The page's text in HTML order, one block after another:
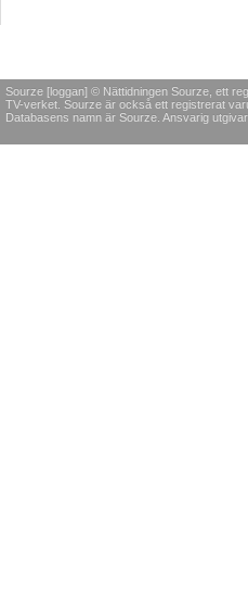
Sourze [loggan] © Nättidningen Sourze, ett
TV-verket. Sourze är också ett registrerat
Databasens namn är Sourze. Ansvarig